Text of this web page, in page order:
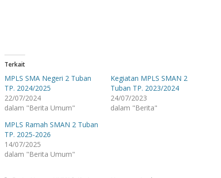
Terkait
MPLS SMA Negeri 2 Tuban
TP. 2024/2025
22/07/2024
dalam "Berita Umum"
Kegiatan MPLS SMAN 2
Tuban TP. 2023/2024
24/07/2023
dalam "Berita"
MPLS Ramah SMAN 2 Tuban
TP. 2025-2026
14/07/2025
dalam "Berita Umum"